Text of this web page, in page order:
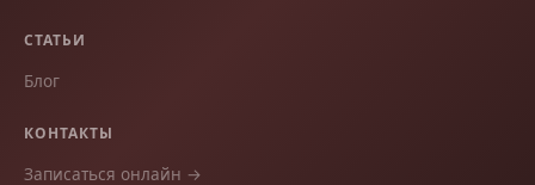
СТАТЬИ
Блог
КОНТАКТЫ
Записаться онлайн →